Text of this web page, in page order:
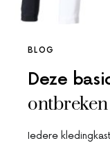
BLOG
Deze
Iedere